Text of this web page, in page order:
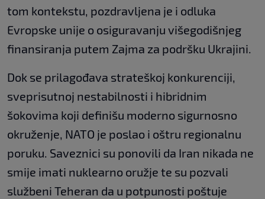
tom kontekstu, pozdravljena je i odluka
Evropske unije o osiguravanju višegodišnjeg
finansiranja putem Zajma za podršku Ukrajini.
Dok se prilagođava strateškoj konkurenciji,
sveprisutnoj nestabilnosti i hibridnim
šokovima koji definišu moderno sigurnosno
okruženje, NATO je poslao i oštru regionalnu
poruku. Saveznici su ponovili da Iran nikada ne
smije imati nuklearno oružje te su pozvali
službeni Teheran da u potpunosti poštuje